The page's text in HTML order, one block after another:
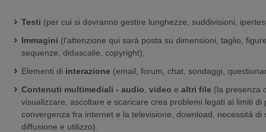
Testi (per cui si dovranno gestire lunghezze, suddivisioni,
Immagini (l'attenzione qui sarà posta su dimensioni, taglio,
sequenze, didascalie, copyright);
Elementi di interazione (email, forum, chat, sondaggi,
Contenuti multimediali - audio video e altri file (la presenza
visualizzare, ascoltare e scaricare crea problemi legati ai limiti di
convergenza fra internet e la televisione, download, necessità di
diffusione e utilizzo).